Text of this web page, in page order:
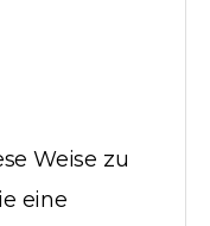
Weise zu
eine